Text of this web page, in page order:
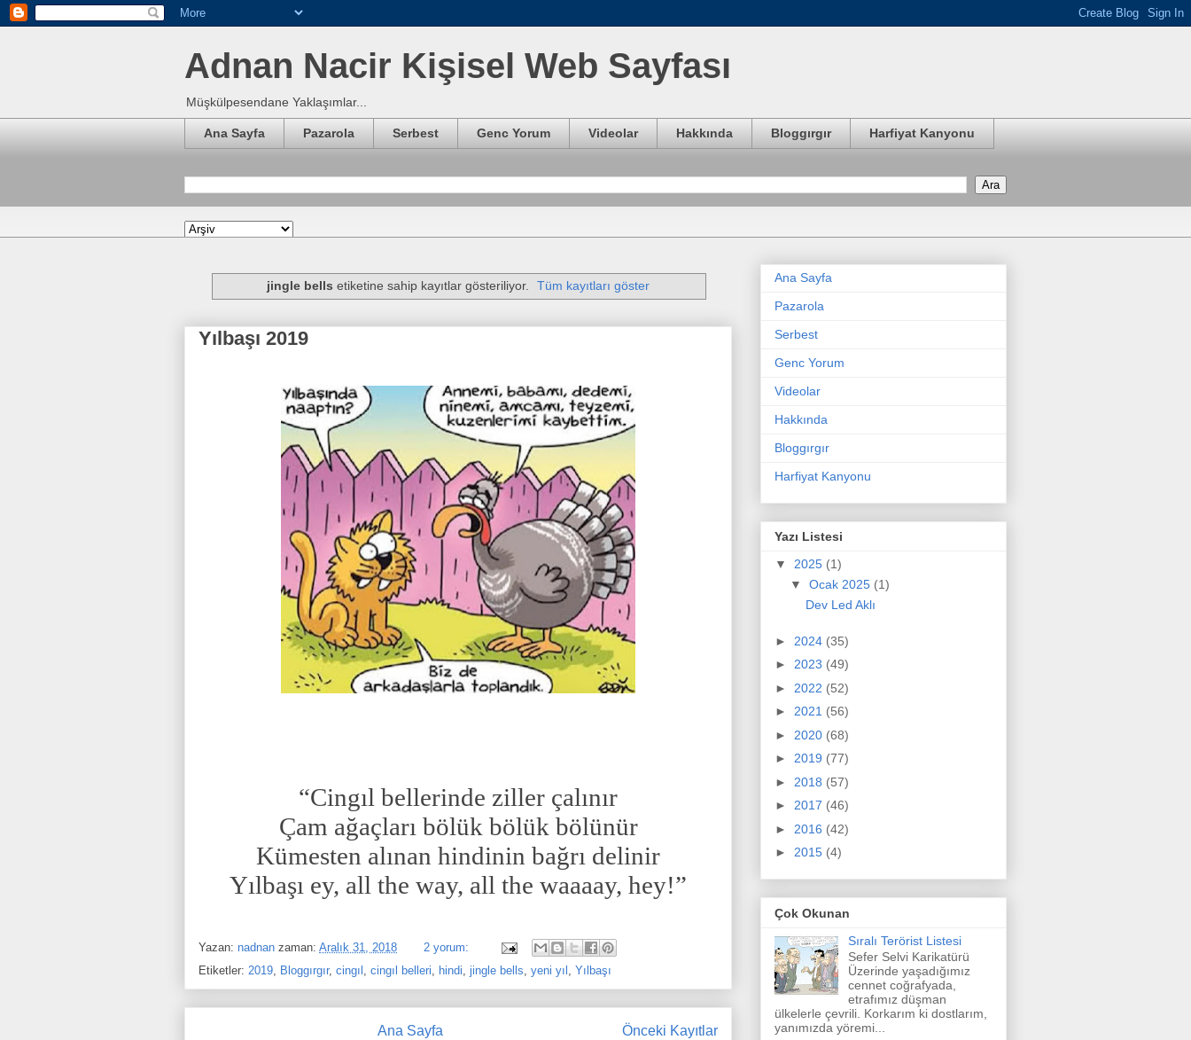
Adnan Nacir Kişisel Web Sayfası
Müşkülpesendane Yaklaşımlar...
Ana Sayfa Pazarola Serbest Genc Yorum Videolar Hakkında Bloggırgır Harfiyat Kanyonu
jingle bells etiketine sahip kayıtlar gösteriliyor. Tüm kayıtları göster
Yılbaşı 2019
“Cingıl bellerinde ziller çalınır
Çam ağaçları bölük bölük bölünür
Kümesten alınan hindinin bağrı delinir
Yılbaşı ey, all the way, all the waaaay, hey!”
Yazan: nadnan zaman: Aralık 31, 2018
2 yorum:
Etiketler: 2019, Bloggırgır, cingıl , cingıl belleri, hindi, jingle bells, yeni yıl , Yılbaşı
Önceki Kayıtlar
Ana Sayfa
Ana Sayfa
Pazarola
Serbest
Genc Yorum
Videolar
Hakkında
Bloggırgır
Harfiyat Kanyonu
Yazı Listesi
▼ 2025 (1)
▼ Ocak 2025 (1)
Dev Led Aklı
► 2024 (35)
► 2023 (49)
► 2022 (52)
► 2021 (56)
► 2020 (68)
► 2019 (77)
► 2018 (57)
► 2017 (46)
► 2016 (42)
► 2015 (4)
Çok Okunan
Sıralı Terörist Listesi
Sefer Selvi Karikatürü
Üzerinde yaşadığımız
cennet coğrafyada,
etrafımız düşman
ülkelerle çevrili. Korkarım ki dostlarım,
yanımızda yöremi...